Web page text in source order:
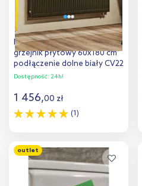
Purmo Ventil Compact
grzejnik płytowy 60x180 cm
podłączenie dolne biały CV22
600x1800
Dostępność: 24h!
1 456,00 zł
(1)
Dodaj do
porównania
outlet